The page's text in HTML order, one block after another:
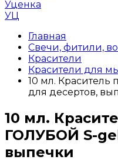
Уценка
УЦ
Главная
Свечи, фитили,
Красители
Красители для
10 мл.
для десертов,
10 мл.
ГОЛУБОЙ S-
выпечки